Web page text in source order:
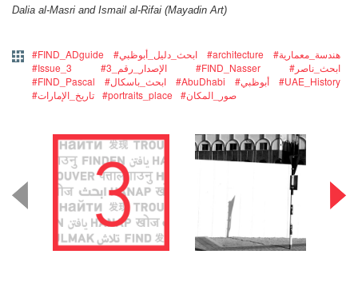
Dalia al-Masri and Ismail al-Rifai (Mayadin Art)
#FIND_ADguide #ابحث_دليل_أبوظبي #architecture
#هندسة_معمارية
#Issue_3
#3_الإصدار_رقم #FIND_Nasser
#ابحث_ناصر
#FIND_Pascal
#ابحث_باسكال #AbuDhabi #أبوظبي
#UAE_History
#تاريخ_الإمارات #portraits_place #صور_المكان